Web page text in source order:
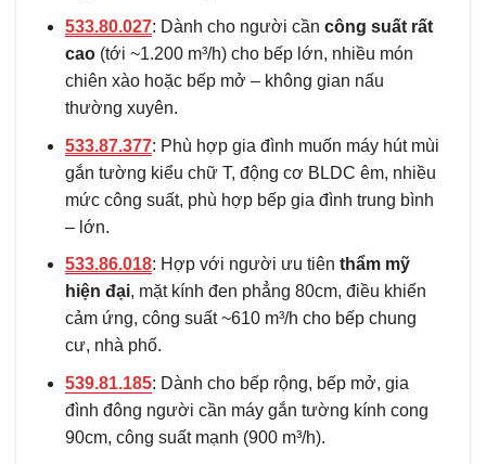
533.80.027: Dành cho người cần công suất rất
cao(tới ~1.200 m³/h) cho bếp lớn, nhiều món
chiên xào hoặc bếp mở – không gian nấu
thường xuyên.
533.87.377: Phù hợp gia đình muốn máy hút mùi
gắn tường kiểu chữ T, động cơ BLDC êm, nhiều
mức công suất, phù hợp bếp gia đình trung bình
– lớn.
533.86.018: Hợp với người ưu tiên thẩm mỹ
hiện đại, mặt kính đen phẳng 80cm, điều khiển
cảm ứng, công suất ~610 m³/h cho bếp chung
cư, nhà phố.
539.81.185: Dành cho bếp rộng, bếp mở, gia
đình đông người cần máy gắn tường kính cong
90cm, công suất mạnh (900 m³/h).